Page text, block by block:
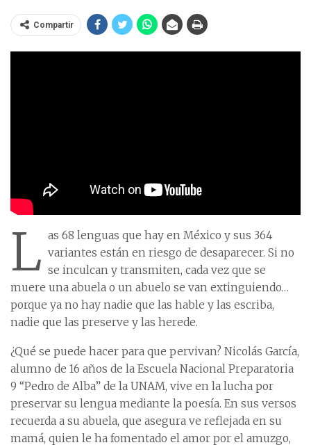
Compartir
L as 68 lenguas que hay en México y sus 364
variantes están en riesgo de desaparecer. Si no
se inculcan y transmiten, cada vez que se
muere una abuela o un abuelo se van extinguiendo…
porque ya no hay nadie que las hable y las escriba,
nadie que las preserve y las herede.
¿Qué se puede hacer para que pervivan? Nicolás García,
alumno de 16 años de la Escuela Nacional Preparatoria
9 “Pedro de Alba” de la UNAM, vive en la lucha por
preservar su lengua mediante la poesía. En sus versos
recuerda a su abuela, que asegura ve reflejada en su
mamá, quien le ha fomentado el amor por el amuzgo,